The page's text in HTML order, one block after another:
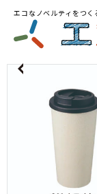
エコなノベルティをつく